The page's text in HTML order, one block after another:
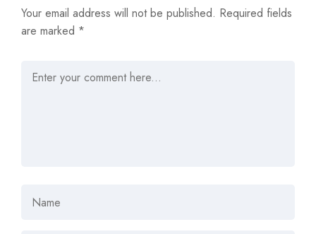
Your email address will not be published. Required fields
are marked *